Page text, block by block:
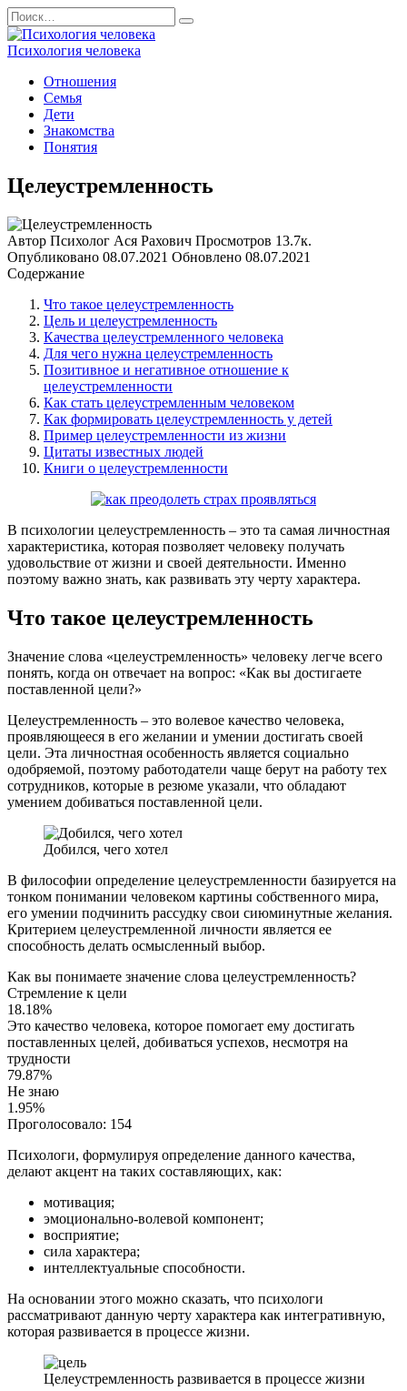
Перейти
к
содержанию
Search
for:
Психология человека
Отношения
Семья
Дети
Знакомства
Понятия
Целеустремленность
Автор Психолог Ася Рахович Просмотров 13.7к.
Опубликовано 08.07.2021 Обновлено 08.07.2021
Содержание
Что такое целеустремленность
Цель и целеустремленность
Качества целеустремленного человека
Для чего нужна целеустремленность
Позитивное и негативное отношение к
целеустремленности
Как стать целеустремленным человеком
Как формировать целеустремленность у детей
Пример целеустремленности из жизни
Цитаты известных людей
Книги о целеустремленности
В психологии целеустремленность – это та самая личностная
характеристика, которая позволяет человеку получать
удовольствие от жизни и своей деятельности. Именно
поэтому важно знать, как развивать эту черту характера.
Что такое целеустремленность
Значение слова «целеустремленность» человеку легче всего
понять, когда он отвечает на вопрос: «Как вы достигаете
поставленной цели?»
Целеустремленность – это волевое качество человека,
проявляющееся в его желании и умении достигать своей
цели. Эта личностная особенность является социально
одобряемой, поэтому работодатели чаще берут на работу тех
сотрудников, которые в резюме указали, что обладают
умением добиваться поставленной цели.
Добился, чего хотел
В философии определение целеустремленности базируется на
тонком понимании человеком картины собственного мира,
его умении подчинить рассудку свои сиюминутные желания.
Критерием целеустремленной личности является ее
способность делать осмысленный выбор.
Как вы понимаете значение слова целеустремленность?
Стремление к цели
18.18%
Это качество человека, которое помогает ему достигать
поставленных целей, добиваться успехов, несмотря на
трудности
79.87%
Не знаю
1.95%
Проголосовало: 154
Психологи, формулируя определение данного качества,
делают акцент на таких составляющих, как:
мотивация;
эмоционально-волевой компонент;
восприятие;
сила характера;
интеллектуальные способности.
На основании этого можно сказать, что психологи
рассматривают данную черту характера как интегративную,
которая развивается в процессе жизни.
Целеустремленность развивается в процессе жизни